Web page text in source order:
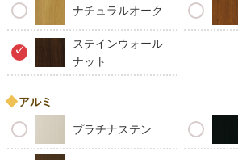
ナチュラルオーク
ステインウォール
ナット
アルミ
プラチナステン